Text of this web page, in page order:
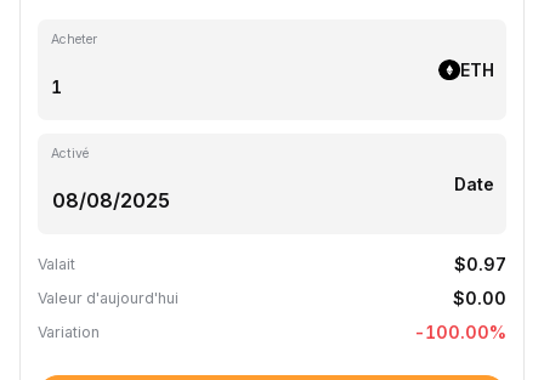
Acheter
ETH
Activé
Date
Valait $0.97
Valeur d'aujourd'hui $0.00
Variation -100.00%